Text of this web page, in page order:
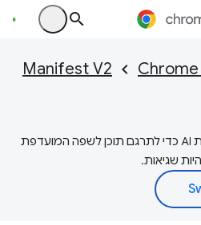
Manifest V2
‫Google משתמשת בטכנולוגיית AI כדי לתרגם תוכן לשפה המועדפת
שגיאות.